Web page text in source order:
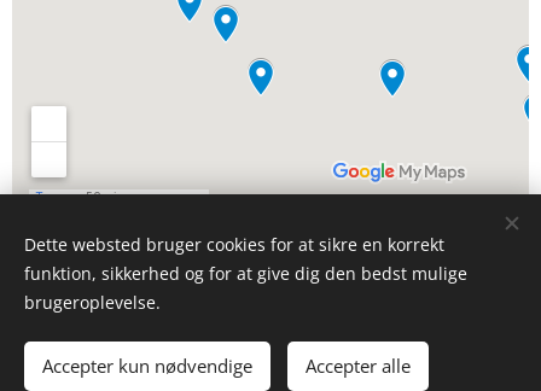
KABoB - Kollektiv Ansvarordnings ApS, CVR 46283511
Kongensgade 69B, 4. TV, 5000 Odense C
Copyright KABoB 2026
Cookies
Dette websted bruger cookies for at sikre en korrekt
funktion, sikkerhed og for at give dig den bedst mulige
brugeroplevelse.
Accepter kun nødvendige Accepter alle